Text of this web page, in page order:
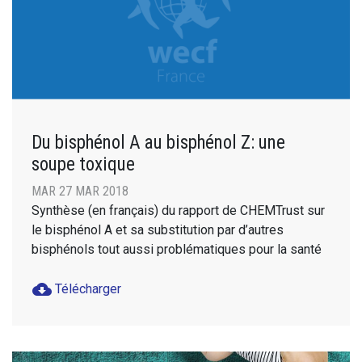
Du bisphénol A au bisphénol Z: une
soupe toxique
MAR 27 MAR 2018
Synthèse (en français) du rapport de CHEMTrust sur
le bisphénol A et sa substitution par d’autres
bisphénols tout aussi problématiques pour la santé
cloud_download Télécharger